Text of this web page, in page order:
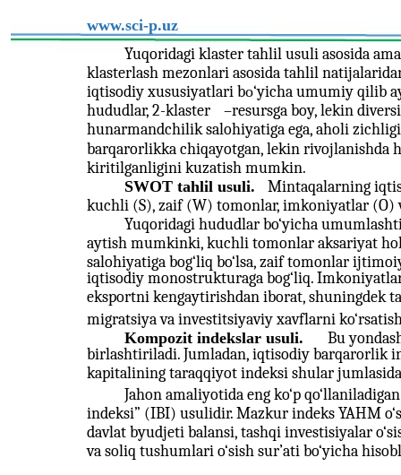
www.sci-p.uz
Yuqoridagi klaster tahlil usuli asosida
klasterlash mezonlari asosida tahlil
iqtisodiy xususiyatlari bо‘yicha umumiy qilib
hududlar, 2-klaster
–resursga boy, lekin
hunarmandchilik salohiyatiga ega, aholi
barqarorlikka chiqayotgan, lekin rivojlanishda
kiritilganligini kuzatish mumkin.
SWOT tahlil usuli.
Mintaqalarning
kuchli (S), zaif (W) tomonlar, imkoniyatlar (O)
Yuqoridagi hududlar bo‘yicha
aytish mumkinki, kuchli tomonlar aksariyat
salohiyatiga bog‘liq bo‘lsa, zaif tomonlar
iqtisodiy monostrukturaga bog‘liq.
eksportni kengaytirishdan iborat, shuningdek
migratsiya va investitsiyaviy xavflarni
Kompozit indekslar usuli.
Bu
birlashtiriladi. Jumladan, iqtisodiy barqarorlik
kapitalining taraqqiyot indeksi shular
Jahon amaliyotida eng ko‘p
indeksi” (IBI) usulidir. Mazkur indeks YAHM
davlat byudjeti balansi, tashqi investisiyalar
va soliq tushumlari o‘sish sur’ati bo‘yicha